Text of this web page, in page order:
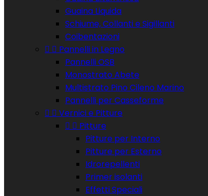
Guaina Liquida
Schiume, Collanti e Sigillanti
Coibentazioni
  Pannelli in Legno
Pannelli OSB
Monostrato Abete
Multistrato Pino Cileno Marino
Pannelli per Casseforme
  Vernici e Pitture
  Pitture
Pitture per Interno
Pitture per Esterno
Idrorepellenti
Primer isolanti
Effetti Speciali